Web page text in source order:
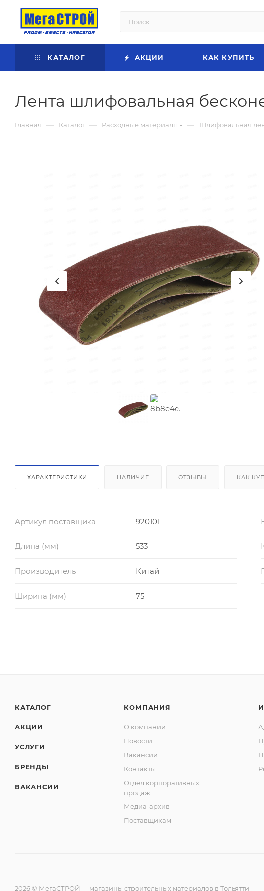
КАТАЛОГ АКЦИИ КАК КУПИТЬ
Лента шлифовальная
Главная — Каталог — Расходные материалы — Шлифовальная
ХАРАКТЕРИСТИКИ НАЛИЧИЕ ОТЗЫВЫ КАК
Артикул поставщика 920101
Длина (мм) 533
Производитель Китай
Ширина (мм) 75
КАТАЛОГ
АКЦИИ
УСЛУГИ
БРЕНДЫ
ВАКАНСИИ
КОМПАНИЯ
О компании
Новости
Вакансии
Контакты
Отдел корпоративных
продаж
Медиа-архив
Поставщикам
2026 © МегаСТРОЙ — магазины строительных материалов в Тольятти